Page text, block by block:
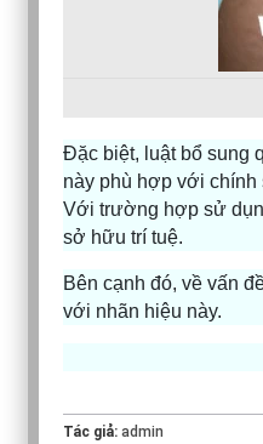
Đặc biệt, luật bổ sung
này phù hợp với chính
Với trường hợp sử
sở hữu trí tuệ.
Bên cạnh đó, về vấn
với nhãn hiệu này.
Tác giả: admin